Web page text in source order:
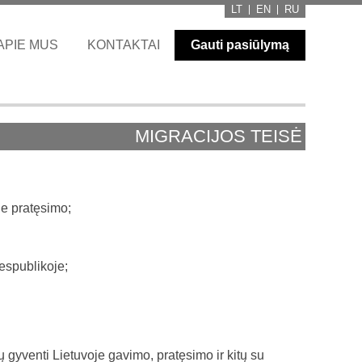
LT EN RU
MUS KONTAKTAI Gauti pasiūlymą
MIGRACIJOS TEISĖ
pratęsimo;
Lietuvoje gavimo, pratęsimo ir kitų su